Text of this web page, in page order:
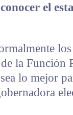
el
los
la Función
lo mejor